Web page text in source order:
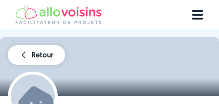
Retour